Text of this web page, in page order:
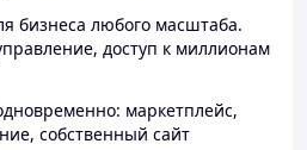
бизнеса любого масштаба.
доступ к миллионам
маркетплейс,
собственный сайт